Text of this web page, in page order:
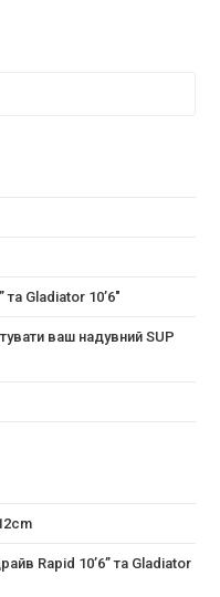
Gladiator 10’6″
ваш надувний SUP
Rapid 10’6” та Gladiator